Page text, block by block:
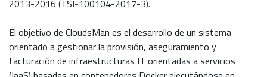
El objetivo de CloudsMan es el desarrollo de un sistema
orientado a gestionar la provisión, aseguramiento y
facturación de infraestructuras IT orientadas a servicios